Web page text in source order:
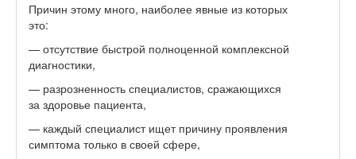
Причин этому много, наиболее явные из которых
это:
— отсутствие быстрой полноценной комплексной
диагностики,
— разрозненность специалистов, сражающихся
за здоровье пациента,
— каждый специалист ищет причину проявления
симптома только в своей сфере,